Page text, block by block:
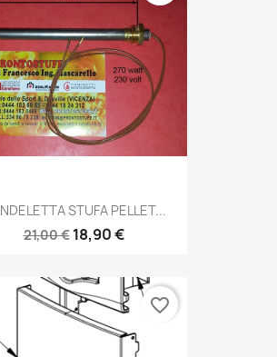
STUFA PELLET...
21,00 € 18,90 €
favorite_border